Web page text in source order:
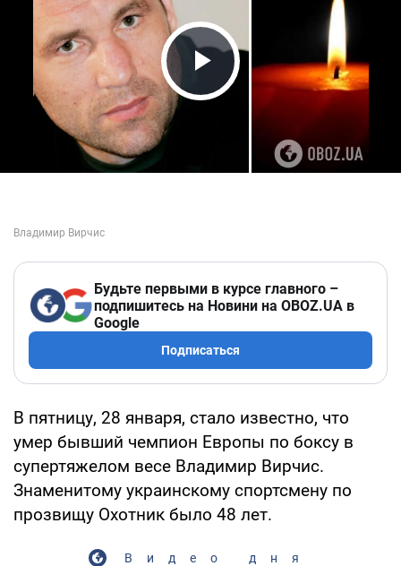
Play Video
Будьте первыми в курсе главного –
подпишитесь на Новини на OBOZ.UA в
Google
Подписаться
В пятницу, 28 января, стало известно, что
умер бывший чемпион Европы по боксу в
супертяжелом весе Владимир Вирчис.
Знаменитому украинскому спортсмену по
прозвищу Охотник было 48 лет.
Видео дня